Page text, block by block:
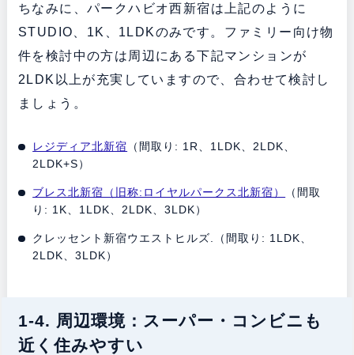
ちなみに、パークハビオ西新宿は上記のように
STUDIO、1K、1LDKのみです。ファミリー向け物
件を検討中の方は周辺にある下記マンションが
2LDK以上が充実していますので、合わせて検討し
ましょう。
レジディア北新宿 （間取り: 1R、1LDK、2LDK、
2LDK+S）
ブレス北新宿（旧称:ロイヤルパークス北新宿）
（間取
り: 1K、1LDK、2LDK、3LDK）
クレッセント新宿ウエストヒルズ.（間取り: 1LDK、
2LDK、3LDK）
1-4. 周辺環境：スーパー・コンビニも
近く住みやすい